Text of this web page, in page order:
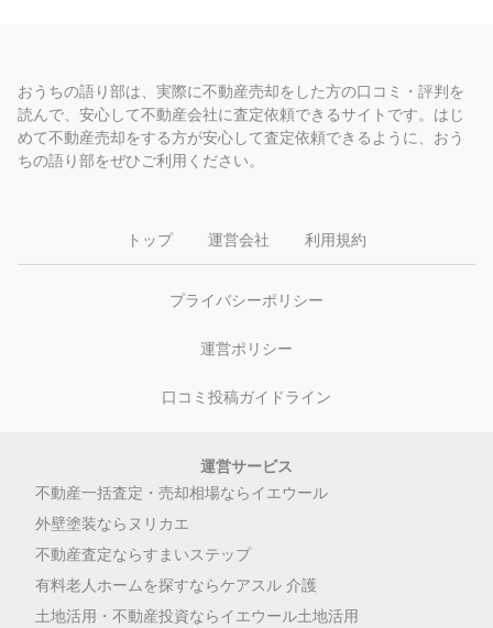
おうちの語り部は、実際に不動産売却をした方の口コミ・評判を
読んで、安心して不動産会社に査定依頼できるサイトです。はじ
めて不動産売却をする方が安心して査定依頼できるように、おう
ちの語り部をぜひご利用ください。
トップ 運営会社 利用規約
プライバシーポリシー
運営ポリシー
口コミ投稿ガイドライン
運営サービス
不動産一括査定・売却相場ならイエウール
外壁塗装ならヌリカエ
不動産査定ならすまいステップ
有料老人ホームを探すならケアスル 介護
土地活用・不動産投資ならイエウール土地活用